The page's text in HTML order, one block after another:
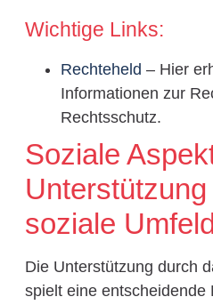
Wichtige Links:
Rechteheld – Hier
Informationen zur
Rechtsschutz.
Soziale
soziale
Die Unterstützung durch
spielt eine entscheidende